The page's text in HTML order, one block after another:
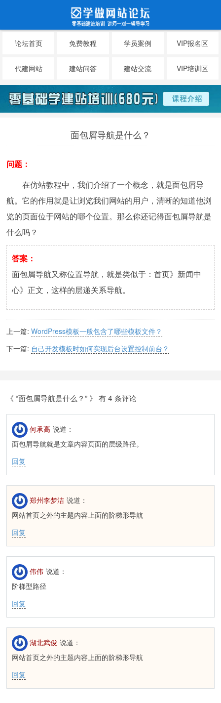
论坛首页 免费教程 学员案例 VIP报名区
代建网站 建站问答 建站交流 VIP培训区
面包屑导航是什么？
问题：
在仿站教程中，我们介绍了一个概念，就是面包屑导
航。它的作用就是让浏览我们网站的用户，清晰的知道他浏
览的页面位于网站的哪个位置。那么你还记得面包屑导航是
什么吗？
答案：
面包屑导航又称位置导航，就是类似于：首页》新闻中
心》正文，这样的层递关系导航。
上一篇:WordPress模板一般包含了哪些模板文件？
下一篇: 自己开发模板时如何实现后台设置控制前台？
《 “面包屑导航是什么？” 》 有 4 条评论
何承高 说道：
面包屑导航就是文章内容页面的层级路径。
回复
郑州李梦洁 说道：
网站首页之外的主题内容上面的阶梯形导航
回复
伟伟 说道：
阶梯型路径
回复
湖北武俊 说道：
网站首页之外的主题内容上面的阶梯形导航
回复